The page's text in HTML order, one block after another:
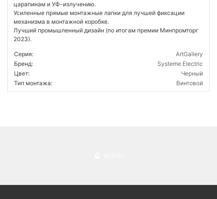
царапинам и УФ-излучению.
Усиленные прямые монтажные лапки для лучшей фиксации
механизма в монтажной коробке.
Лучший промышленный дизайн (по итогам премии Минпромторг
2023).
Серия:
ArtGallery
Бренд:
Systeme Electric
Цвет:
Черный
Тип монтажа:
Винтовой